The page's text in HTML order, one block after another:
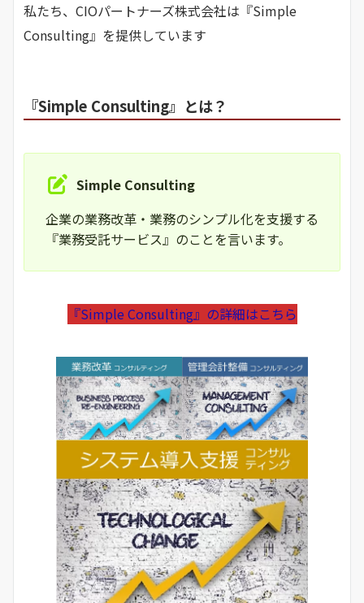
私たち、CIOパートナーズ株式会社は『Simple
Consulting』を提供しています
『Simple Consulting』とは？
Simple Consulting
企業の業務改革・業務のシンプル化を支援する
『業務受託サービス』のことを言います。
『Simple Consulting』の詳細はこちら